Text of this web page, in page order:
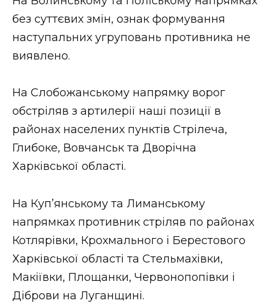
ФОТО
ВІДЕО
без суттєвих змін, ознак формування
наступальних угруповань противника не
виявлено.
На Слобожанському напрямку ворог
обстріляв з артилерії наші позиції в
районах населених пунктів Стрілеча,
Глибоке, Вовчанськ та Дворічна
Харківської області.
На Куп’янському та Лиманському
напрямках противник стріляв по районах
Котлярівки, Крохмального і Берестового
Харківської області та Стельмахівки,
Макіївки, Площанки, Червонопопівки і
Діброви на Луганщині.